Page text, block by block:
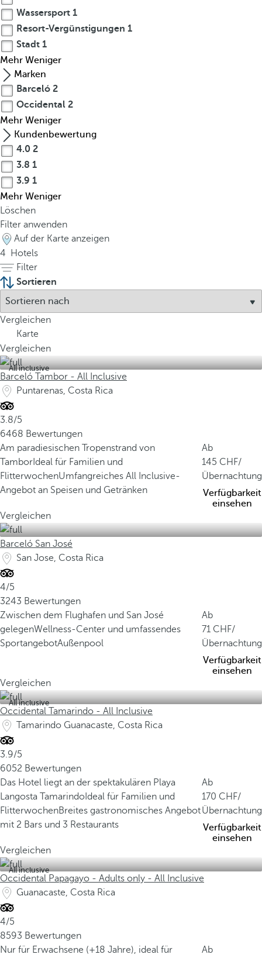
Wassersport 1
Resort-Vergünstigungen 1
Stadt 1
Mehr Weniger
Marken
Barceló 2
Occidental 2
Mehr Weniger
Kundenbewertung
4.0 2
3.8 1
3.9 1
Mehr Weniger
Löschen
Filter anwenden
Auf der Karte anzeigen
4
Hotels
Filter
Sortieren
Vergleichen
Karte
Vergleichen
All inclusive
Barceló Tambor - All Inclusive
Puntarenas, Costa Rica
3.8/5
6468 Bewertungen
Am paradiesischen Tropenstrand von
Tambor Ideal für Familien und
FlitterwochenUmfangreiches All Inclusive-
Angebot an Speisen und Getränken
Ab
145
/
Übernachtung
Verfügbarkeit
einsehen
Vergleichen
Barceló San José
San Jose, Costa Rica
4/5
3243 Bewertungen
Zwischen dem Flughafen und San José
gelegenWellness-Center und umfassendes
SportangebotAußenpool
Ab
71
/
Übernachtung
Verfügbarkeit
einsehen
Vergleichen
All inclusive
Occidental Tamarindo - All Inclusive
Tamarindo Guanacaste, Costa Rica
3.9/5
6052 Bewertungen
Das Hotel liegt an der spektakulären Playa
Langosta Tamarindo Ideal für Familien und
FlitterwochenBreites gastronomisches Angebot
mit 2 Bars und 3 Restaurants
Ab
170
/
Übernachtung
Verfügbarkeit
einsehen
Vergleichen
All inclusive
Occidental Papagayo - Adults only - All Inclusive
Guanacaste, Costa Rica
4/5
8593 Bewertungen
Nur für Erwachsene (+18 Jahre), ideal für
Ab
f
a
l
t
O
b
w
o
l
C
o
s
t
a
R
i
c
a
w
e
n
i
e
r
a
l
s
0
,
0
3
%
d
r
L
a
n
d
f
l
ä
c
h
e
r
E
r
d
e
b
e
d
e
c
t
,
b
e
h
e